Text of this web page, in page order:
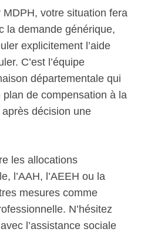
votre situation fera
la demande générique,
explicitement l’aide
C’est l’équipe
départementale qui
de compensation à la
décision une
les allocations
l’AAH, l’AEEH ou la
mesures comme
N’hésitez
l’assistance sociale